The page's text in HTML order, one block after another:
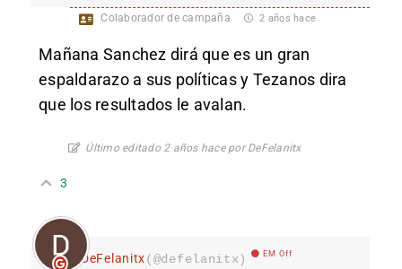
Colaborador de campaña 2 años hace
Mañana Sanchez dirá que es un gran
espaldarazo a sus políticas y Tezanos dira
que los resultados le avalan.
Último editado 2 años hace por DeFelanitx
3
DeFelanitx(@defelanitx) EM Off